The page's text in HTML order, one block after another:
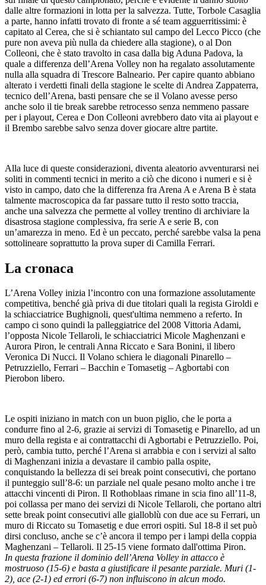
dalle altre formazioni in lotta per la salvezza. Tutte, Torbole Casaglia
a parte, hanno infatti trovato di fronte a sé team agguerritissimi: è
capitato al Cerea, che si è schiantato sul campo del Lecco Picco (che
pure non aveva più nulla da chiedere alla stagione), o al Don
Colleoni, che è stato travolto in casa dalla big Aduna Padova, la
quale a differenza dell’Arena Volley non ha regalato assolutamente
nulla alla squadra di Trescore Balneario. Per capire quanto abbiano
alterato i verdetti finali della stagione le scelte di Andrea Zappaterra,
tecnico dell’Arena, basti pensare che se il Volano avesse perso
anche solo il tie break sarebbe retrocesso senza nemmeno passare
per i playout, Cerea e Don Colleoni avrebbero dato vita ai playout e
il Brembo sarebbe salvo senza dover giocare altre partite.
Alla luce di queste considerazioni, diventa aleatorio avventurarsi nei
soliti in commenti tecnici in merito a ciò che dicono i numeri e si è
visto in campo, dato che la differenza fra Arena A e Arena B è stata
talmente macroscopica da far passare tutto il resto sotto traccia,
anche una salvezza che permette al volley trentino di archiviare la
disastrosa stagione complessiva, fra serie A e serie B, con
un’amarezza in meno. Ed è un peccato, perché sarebbe valsa la pena
sottolineare soprattutto la prova super di Camilla Ferrari.
La cronaca
L’Arena Volley inizia l’incontro con una formazione assolutamente
competitiva, benché già priva di due titolari quali la regista Giroldi e
la schiacciatrice Bughignoli, quest'ultima nemmeno a referto. In
campo ci sono quindi la palleggiatrice del 2008 Vittoria Adami,
l’opposta Nicole Tellaroli, le schiacciatrici Micole Maghenzani e
Aurora Piron, le centrali Anna Riccato e Sara Bonini, il libero
Veronica Di Nucci. Il Volano schiera le diagonali Pinarello –
Petruzziello, Ferrari – Bacchin e Tomasetig – Agbortabi con
Pierobon libero.
Le ospiti iniziano in match con un buon piglio, che le porta a
condurre fino al 2-6, grazie ai servizi di Tomasetig e Pinarello, ad un
muro della regista e ai contrattacchi di Agbortabi e Petruzziello. Poi,
però, cambia tutto, perché l’Arena si arrabbia e con i servizi al salto
di Maghenzani inizia a devastare il cambio palla ospite,
conquistando la bellezza di sei break point consecutivi, che portano
il punteggio sull’8-6: un parziale nel quale pesano molto anche i tre
attacchi vincenti di Piron. Il Rothoblaas rimane in scia fino all’11-8,
poi collassa per mano dei servizi di Nicole Tellaroli, che portano altri
sette break point consecutivi alle gialloblù con due ace su Ferrari, un
muro di Riccato su Tomasetig e due errori ospiti. Sul 18-8 il set può
dirsi concluso, anche se c’è ancora il tempo per i lampi della coppia
Maghenzani – Tellaroli. Il 25-15 viene formato dall'ottima Piron.
In questa frazione il dominio dell’Arena Volley in attacco è
mostruoso (15-6) e basta a giustificare il pesante parziale. Muri (1-
2), ace (2-1) ed errori (6-7) non influiscono in alcun modo.